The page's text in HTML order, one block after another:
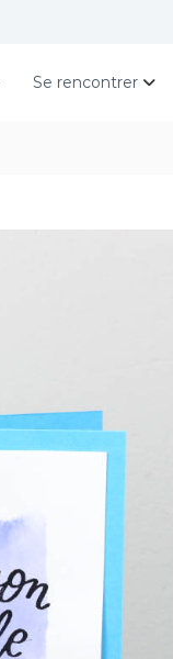
Se rencontrer